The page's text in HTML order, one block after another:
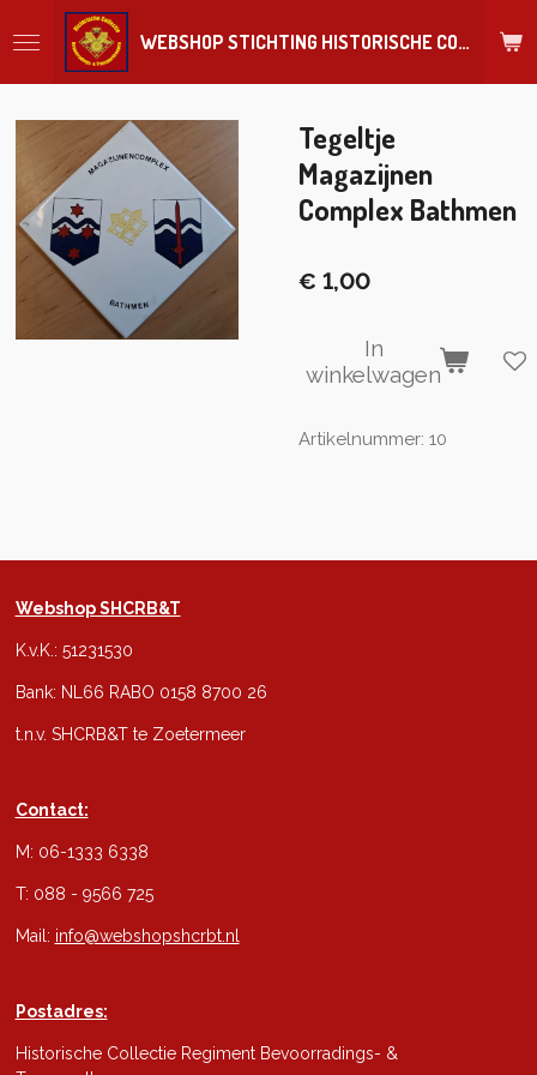
direct
hoofdinhoud
WEBSHOP STICHTING HISTORISCHE COLLECTIE REGIMENT
Tegeltje
Magazijnen
Complex Bathmen
€ 1,00
In
winkelwagen
Artikelnummer: 10
Webshop SHCRB&T
K.v.K.: 51231530
Bank: NL66 RABO 0158 8700 26
t.n.v. SHCRB&T te Zoetermeer
Contact:
M: 06-1333 6338
T: 088 - 9566 725
Mail: info@webshopshcrbt.nl
Postadres:
Historische Collectie Regiment Bevoorradings- &